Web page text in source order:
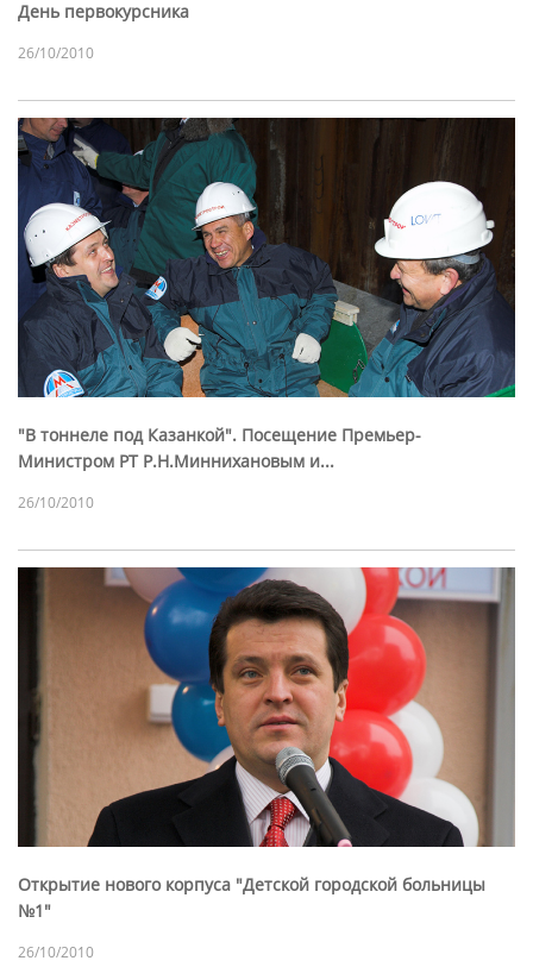
День первокурсника
26/10/2010
"В тоннеле под Казанкой". Посещение Премьер-
Министром РТ Р.Н.Миннихановым и...
26/10/2010
Открытие нового корпуса "Детской городской больницы
№1"
26/10/2010